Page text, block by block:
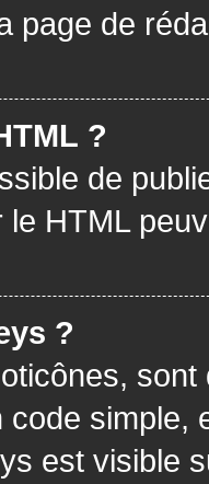
page de
?
de
HTML
?
simple,
est visible